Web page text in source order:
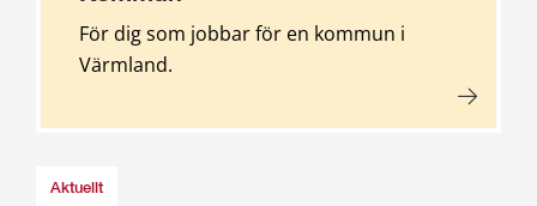
För dig som jobbar för en kommun i
Värmland.
Aktuellt